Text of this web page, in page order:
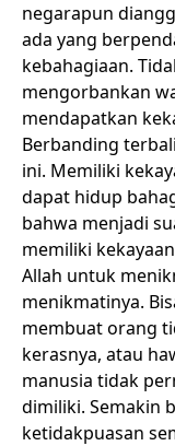
negarapun
ada yang
kebahagiaan.
mengorbankan
mendapatkan
Berbanding
ini. Memiliki
dapat hidup
bahwa menjadi
memiliki
Allah untuk
menikmatinya.
membuat orang
kerasnya, atau
manusia tidak
dimiliki. Semakin
ketidakpuasan